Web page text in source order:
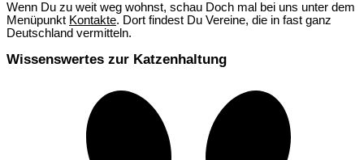
Wenn Du zu weit weg wohnst, schau Doch mal bei uns unter dem
Menüpunkt Kontakte. Dort findest Du Vereine, die in fast ganz
Deutschland vermitteln.
Wissenswertes zur Katzenhaltung